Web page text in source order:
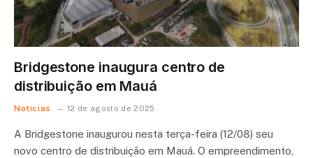
Bridgestone inaugura centro de
distribuição em Mauá
Notícias 12 de agosto de 2025
A Bridgestone inaugurou nesta terça-feira (12/08) seu
novo centro de distribuição em Mauá. O empreendimento,